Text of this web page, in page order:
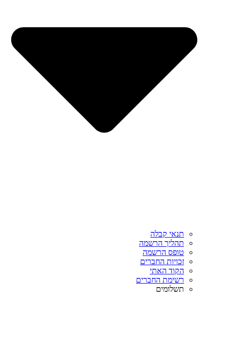
תנאי קבלה
תהליך הרשמה
טופס הרשמה
זכויות החברים
הקוד האתי
רשימת החברים
תשלומים